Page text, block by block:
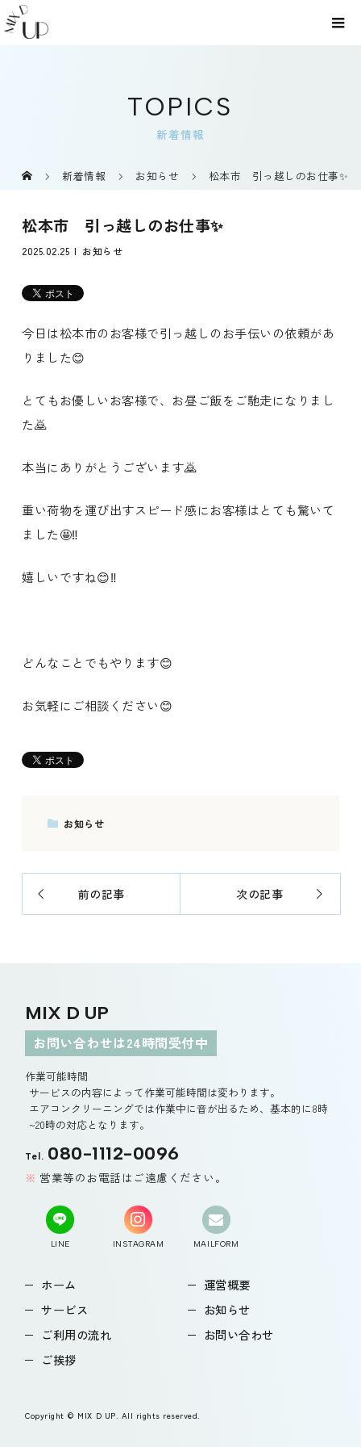
TOPICS
新着情報
新着情報 お知らせ 松本市 引っ越しのお仕事✨
松本市 引っ越しのお仕事✨
2025.02.25 お知らせ
今日は松本市のお客様で引っ越しのお手伝いの依頼があ
りました😊
とてもお優しいお客様で、お昼ご飯をご馳走になりまし
た🙇
本当にありがとうございます🙇
重い荷物を運び出すスピード感にお客様はとても驚いて
ました🤩‼️
嬉しいですね😊‼️
どんなことでもやります😊
お気軽にご相談ください😊
お知らせ
前の記事 次の記事
MIX D UP
お問い合わせは24時間受付中
作業可能時間
サービスの内容によって作業可能時間は変わります。
エアコンクリーニングでは作業中に音が出るため、基本的に8時
~20時の対応となります。
Tel. 080-1112-0096
営業等のお電話はご遠慮ください。
LINE INSTAGRAM MAILFORM
ホーム
サービス
ご利用の流れ
ご挨拶
運営概要
お知らせ
お問い合わせ
Copyright © MIX D UP. All rights reserved.